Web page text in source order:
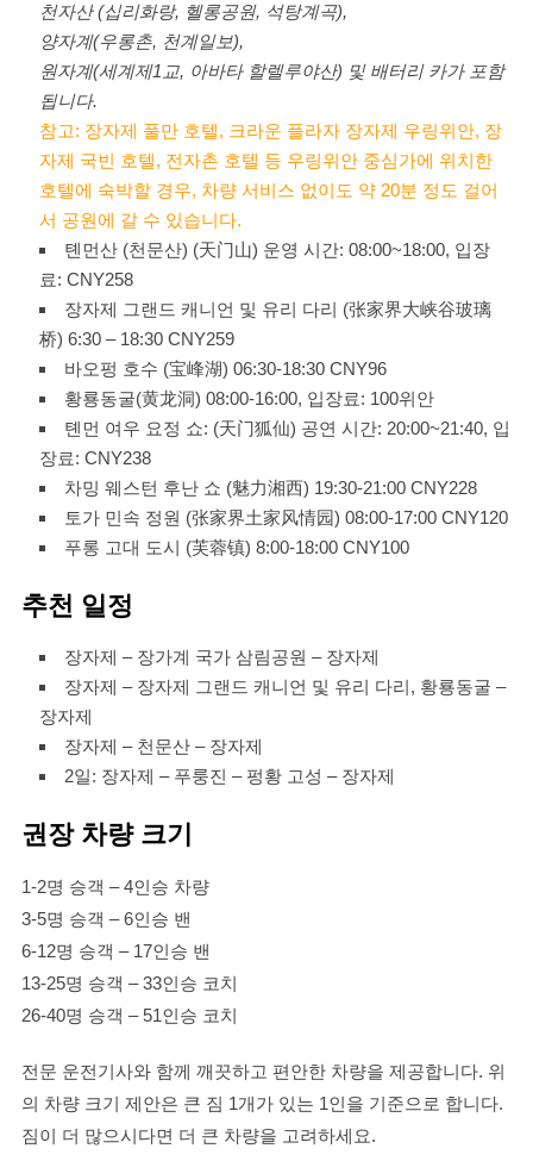
천자산 (십리화랑, 헬롱공원, 석탕계곡),
양자계(우롱촌, 천계일보),
원자계(세계제1교, 아바타 할렐루야산) 및 배터리 카가 포함
됩니다.
참고: 장자제 풀만 호텔, 크라운 플라자 장자제 우링위안, 장
자제 국빈 호텔, 전자촌 호텔 등 우링위안 중심가에 위치한
호텔에 숙박할 경우, 차량 서비스 없이도 약 20분 정도 걸어
서 공원에 갈 수 있습니다.
톈먼산 (천문산) (天门山) 운영 시간: 08:00~18:00, 입장
료: CNY258
장자제 그랜드 캐니언 및 유리 다리 (张家界大峡谷玻璃
桥) 6:30 – 18:30 CNY259
바오펑 호수 (宝峰湖) 06:30-18:30 CNY96
황룡동굴(黄龙洞) 08:00-16:00, 입장료: 100위안
톈먼 여우 요정 쇼: (天门狐仙) 공연 시간: 20:00~21:40, 입
장료: CNY238
차밍 웨스턴 후난 쇼 (魅力湘西) 19:30-21:00 CNY228
토가 민속 정원 (张家界土家风情园) 08:00-17:00 CNY120
푸롱 고대 도시 (芙蓉镇) 8:00-18:00 CNY100
추천 일정
장자제 – 장가계 국가 삼림공원 – 장자제
장자제 – 장자제 그랜드 캐니언 및 유리 다리, 황룡동굴 –
장자제
장자제 – 천문산 – 장자제
2일: 장자제 – 푸룽진 – 펑황 고성 – 장자제
권장 차량 크기
1-2명 승객 – 4인승 차량
3-5명 승객 – 6인승 밴
6-12명 승객 – 17인승 밴
13-25명 승객 – 33인승 코치
26-40명 승객 – 51인승 코치
전문 운전기사와 함께 깨끗하고 편안한 차량을 제공합니다. 위
의 차량 크기 제안은 큰 짐 1개가 있는 1인을 기준으로 합니다.
짐이 더 많으시다면 더 큰 차량을 고려하세요.